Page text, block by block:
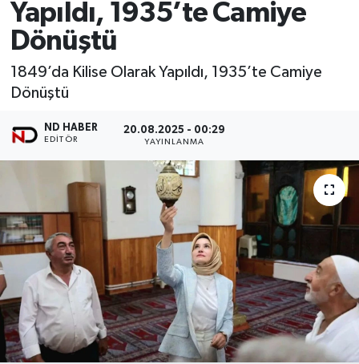
Yapıldı, 1935’te Camiye
Dönüştü
1849’da Kilise Olarak Yapıldı, 1935’te Camiye
Dönüştü
ND HABER
EDITÖR
20.08.2025 - 00:29
YAYINLANMA